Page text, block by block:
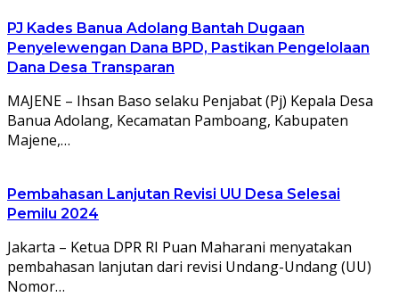
PJ Kades Banua Adolang Bantah Dugaan
Penyelewengan Dana BPD, Pastikan Pengelolaan
Dana Desa Transparan
MAJENE – Ihsan Baso selaku Penjabat (Pj) Kepala Desa
Banua Adolang, Kecamatan Pamboang, Kabupaten
Majene,…
Pembahasan Lanjutan Revisi UU Desa Selesai
Pemilu 2024
Jakarta – Ketua DPR RI Puan Maharani menyatakan
pembahasan lanjutan dari revisi Undang-Undang (UU)
Nomor…